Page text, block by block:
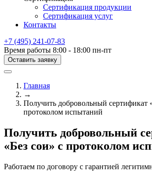
Сертификация продукции
Сертификация услуг
Контакты
+7 (495) 241-07-83
Время работы 8:00 - 18:00 пн-пт
Оставить заявку
Главная
→
Получить добровольный сертификат
протоколом испытаний
Получить добровольный
«Без сои» с протоколом
Работаем по договору с гарантией